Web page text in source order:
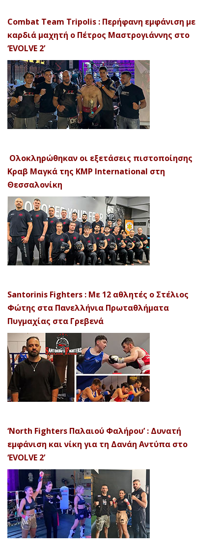
Combat Team Tripolis : Περήφανη εμφάνιση με
καρδιά μαχητή ο Πέτρος Μαστρογιάννης στο
‘EVOLVE 2’
Ολοκληρώθηκαν οι εξετάσεις πιστοποίησης
Κραβ Μαγκά της KMP International στη
Θεσσαλονίκη
Santorinis Fighters : Με 12 αθλητές ο Στέλιος
Φώτης στα Πανελλήνια Πρωταθλήματα
Πυγμαχίας στα Γρεβενά
‘North Fighters Παλαιού Φαλήρου’ : Δυνατή
εμφάνιση και νίκη για τη Δανάη Αντύπα στο
‘EVOLVE 2’